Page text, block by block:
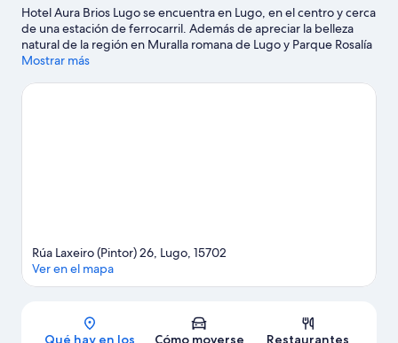
Hotel Aura Brios Lugo se encuentra en Lugo, en el centro y cerca
de una estación de ferrocarril. Además de apreciar la belleza
natural de la región en Muralla romana de Lugo y Parque Rosalía
de Castro, también puedes visitar lugares fundamentales para
Museo Provincial. Parque zoológico Marcelle Natureza y Parque
Mostrar más
Mapa
Rúa Laxeiro (Pintor) 26, Lugo, 15702
Ver en el mapa